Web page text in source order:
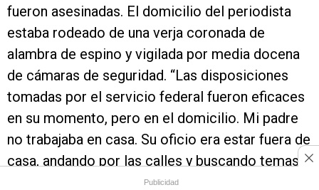
fueron asesinadas. El domicilio del periodista
estaba rodeado de una verja coronada de
alambra de espino y vigilada por media docena
de cámaras de seguridad. “Las disposiciones
tomadas por el servicio federal fueron eficaces
en su momento, pero en el domicilio. Mi padre
no trabajaba en casa. Su oficio era estar fuera de
casa, andando por las calles y buscando temas
sobre los que escribir”, dice la hija de Ríos.
Publicidad